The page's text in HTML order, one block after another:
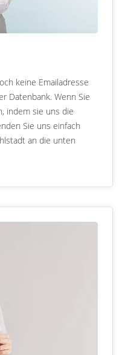
keine Emailadresse
Datenbank. Wenn Sie
indem sie uns die
Sie uns einfach
an die unten